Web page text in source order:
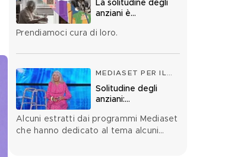
La solitudine degli
anziani è
silenziosa
Prendiamoci cura di loro.
MEDIASET PER IL
Solitudine degli
anziani:
2026
Alcuni estratti dai programmi Mediaset
che hanno dedicato al tema alcuni